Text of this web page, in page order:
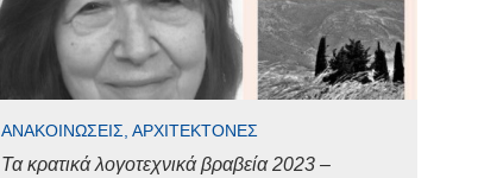
ΑΝΑΚΟΙΝΏΣΕΙΣ, ΑΡΧΙΤΈΚΤΟΝΕΣ
Τα κρατικά λογοτεχνικά βραβεία 2023 –